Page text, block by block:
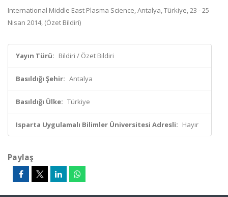
International Middle East Plasma Science, Antalya, Türkiye, 23 - 25
Nisan 2014, (Özet Bildiri)
Yayın Türü: Bildiri / Özet Bildiri
Basıldığı Şehir: Antalya
Basıldığı Ülke: Türkiye
Isparta Uygulamalı Bilimler Üniversitesi Adresli: Hayır
Paylaş